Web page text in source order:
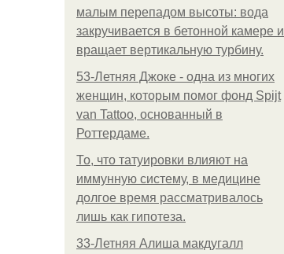
малым перепадом высоты: вода
закручивается в бетонной камере и
вращает вертикальную турбину.
53-Летняя Джоке - одна из многих
женщин, которым помог фонд Spijt
van Tattoo, основанный в
Роттердаме.
То, что татуировки влияют на
иммунную систему, в медицине
долгое время рассматривалось
лишь как гипотеза.
33-Летняя Алиша макдугалл